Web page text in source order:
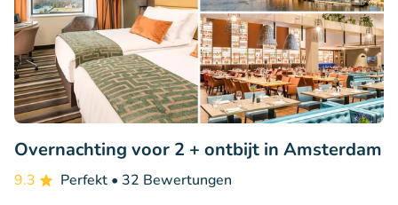
Overnachting voor 2 + ontbijt in Amsterdam
9.3 Perfekt • 32 Bewertungen